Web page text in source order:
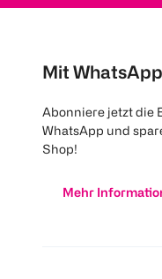
Mit
Abonniere jetzt die
WhatsApp und
Shop!
Mehr